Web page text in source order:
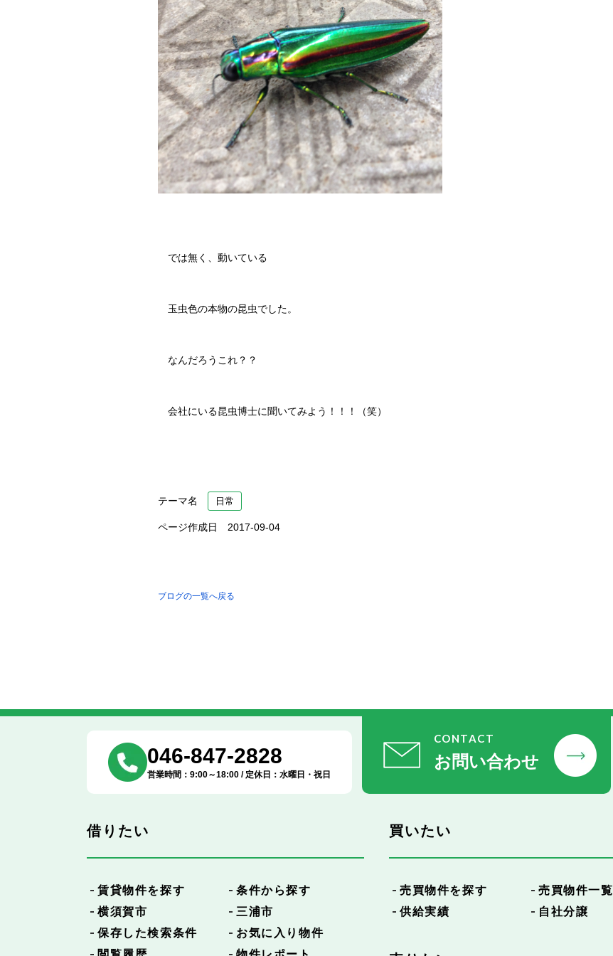
では無く、動いている
玉虫色の本物の昆虫でした。
なんだろうこれ？？
会社にいる昆虫博士に聞いてみよう！！！（笑）
テーマ名 日常
ページ作成日 2017-09-04
ブログの一覧へ戻る
046-847-2828
営業時間：9:00～18:00 / 定休日：水曜日・祝日
CONTACT
お問い合わせ
借りたい
賃貸物件を探す
条件から探す
横須賀市
三浦市
保存した検索条件
お気に入り物件
買いたい
売買物件を探す
売買物件一覧
供給実績
自社分譲